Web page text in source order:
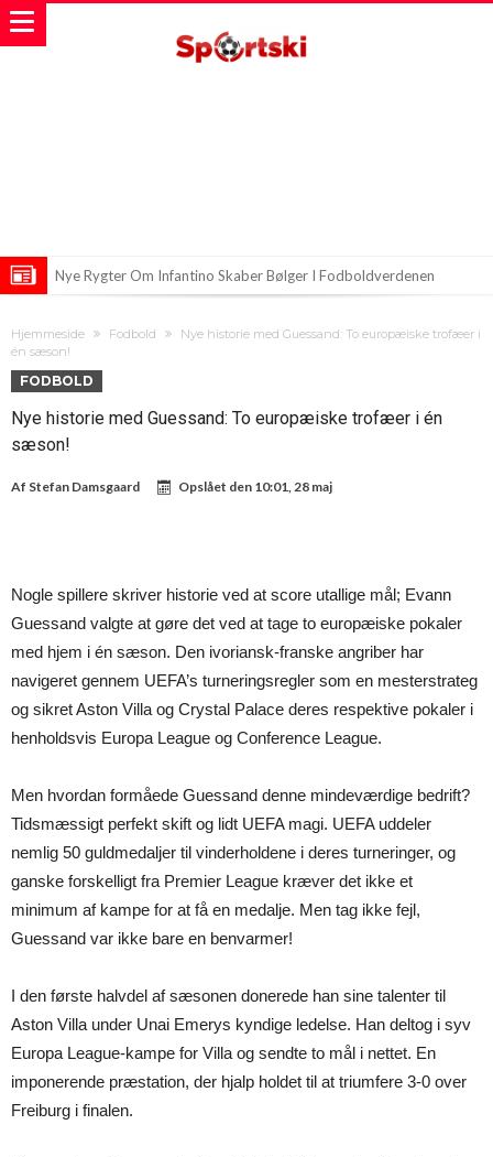
Nye Rygter Om Infantino Skaber Bølger I Fodboldverdenen
Ancelotti mener, at tidsfællerne gjorde forskellen for Brasilien mod
Norge
Hjemmeside Fodbold
Nye historie med Guessand: To europæiske trofæer i
én sæson!
FODBOLD
Nye historie med Guessand: To europæiske trofæer i én
sæson!
Af Stefan Damsgaard Opslået den 10:01, 28 maj
Nogle spillere skriver historie ved at score utallige mål; Evann
Guessand valgte at gøre det ved at tage to europæiske pokaler
med hjem i én sæson. Den ivoriansk-franske angriber har
navigeret gennem UEFA’s turneringsregler som en mesterstrateg
og sikret Aston Villa og Crystal Palace deres respektive pokaler i
henholdsvis Europa League og Conference League.
Men hvordan formåede Guessand denne mindeværdige bedrift?
Tidsmæssigt perfekt skift og lidt UEFA magi. UEFA uddeler
nemlig 50 guldmedaljer til vinderholdene i deres turneringer, og
ganske forskelligt fra Premier League kræver det ikke et
minimum af kampe for at få en medalje. Men tag ikke fejl,
Guessand var ikke bare en benvarmer!
I den første halvdel af sæsonen donerede han sine talenter til
Aston Villa under Unai Emerys kyndige ledelse. Han deltog i syv
Europa League-kampe for Villa og sendte to mål i nettet. En
imponerende præstation, der hjalp holdet til at triumfere 3-0 over
Freiburg i finalen.